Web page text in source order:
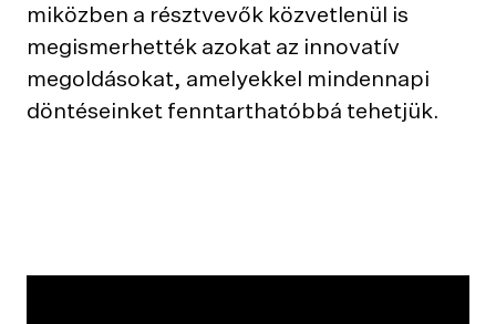
miközben a résztvevők közvetlenül is
megismerhették azokat az innovatív
megoldásokat, amelyekkel mindennapi
döntéseinket fenntarthatóbbá tehetjük.